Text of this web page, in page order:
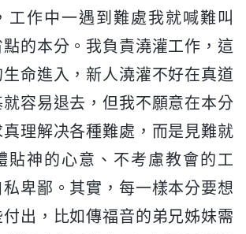
工作中一遇到難處我就喊難叫
的本分。我負責澆灌工作，這
命進入，新人澆灌不好在真道
就容易退去，但我不願意在本分
真理解决各種難處，而是見難就
貼神的心意、不考慮教會的工
卑鄙。其實，每一樣本分要想
出，比如傳福音的弟兄姊妹需